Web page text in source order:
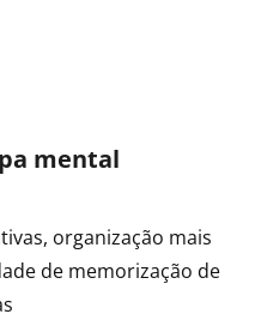
mental
organização mais
de memorização de